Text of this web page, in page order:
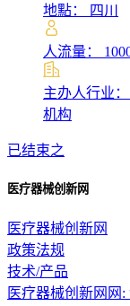
地點： 四川
人流量：
主办人行业
机构
已结束之
医疗器械创新网
医疗器械创新网
政策法规
技术/产品
医疗器械创新网网